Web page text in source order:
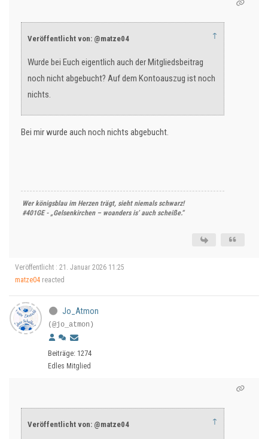
Veröffentlicht von: @matze04 ↑
Wurde bei Euch eigentlich auch der Mitgliedsbeitrag
noch nicht abgebucht? Auf dem Kontoauszug ist noch
nichts.
Bei mir wurde auch noch nichts abgebucht.
Wer königsblau im Herzen trägt, sieht niemals schwarz!
#401GE - „Gelsenkirchen – woanders is’ auch scheiße.“
Veröffentlicht : 21. Januar 2026 11:25
matze04 reacted
Jo_Atmon
(@jo_atmon)
Beiträge: 1274
Edles Mitglied
Veröffentlicht von: @matze04 ↑